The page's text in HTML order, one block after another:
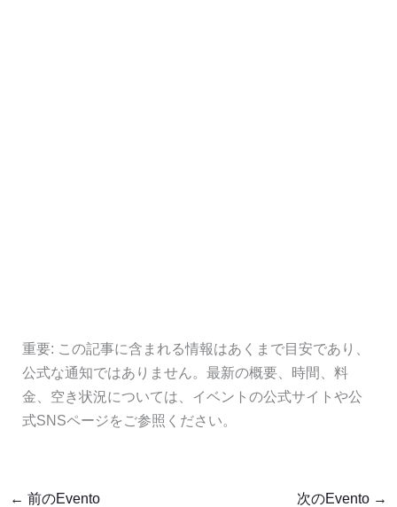
重要: この記事に含まれる情報はあくまで目安であり、
公式な通知ではありません。最新の概要、時間、料
金、空き状況については、イベントの公式サイトや公
式SNSページをご参照ください。
← 前のEvento 次のEvento →